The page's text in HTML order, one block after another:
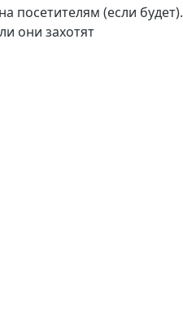
посетителям (если будет).
они захотят